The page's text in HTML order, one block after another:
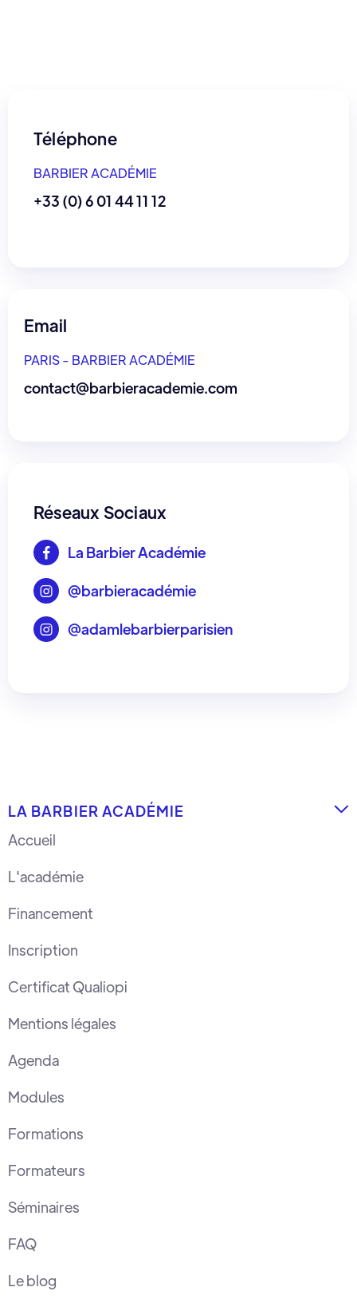
Téléphone
BARBIER ACADÉMIE
+33 (0) 6 01 44 11 12
Email
PARIS - BARBIER ACADÉMIE
contact@barbieracademie.com
Réseaux Sociaux
 La Barbier Académie
 @barbieracadémie
 @adamlebarbierparisien
LA BARBIER ACADÉMIE 
Accueil
L'académie
Financement
Inscription
Certificat Qualiopi
Mentions légales
Agenda
Modules
Formations
Formateurs
Séminaires
FAQ
Le blog